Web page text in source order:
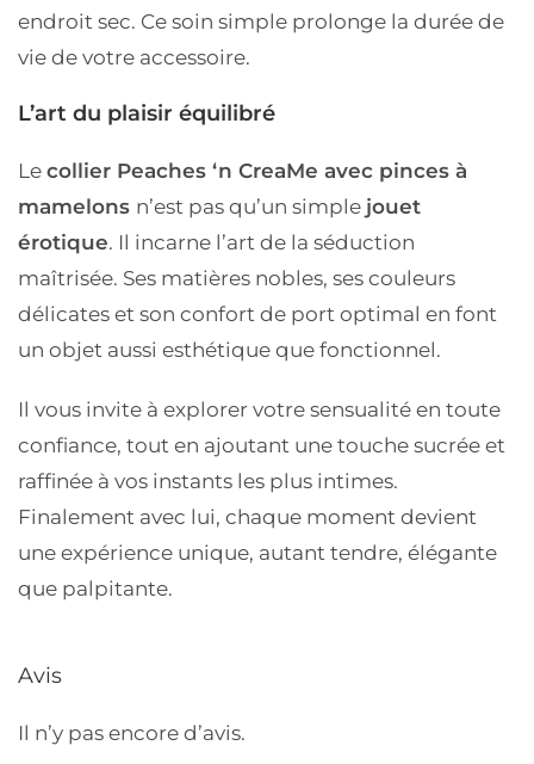
endroit sec. Ce soin simple prolonge la durée de
vie de votre accessoire.
L’art du plaisir équilibré
Le collier Peaches ‘n CreaMe avec pinces à
mamelons n’est pas qu’un simple jouet
érotique. Il incarne l’art de la séduction
maîtrisée. Ses matières nobles, ses couleurs
délicates et son confort de port optimal en font
un objet aussi esthétique que fonctionnel.
Il vous invite à explorer votre sensualité en toute
confiance, tout en ajoutant une touche sucrée et
raffinée à vos instants les plus intimes.
Finalement avec lui, chaque moment devient
une expérience unique, autant tendre, élégante
que palpitante.
Avis
Il n’y pas encore d’avis.